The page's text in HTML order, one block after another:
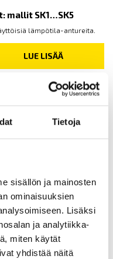
Tietoja
sisällön ja mainosten
ominaisuuksien
Lisäksi
ja analytiikka-
miten käytät
yhdistää näitä
mallit SK1…SK5
lämpötila-antureita.
LUE LISÄÄ
mittauksiin. Mittaa myös
LUE LISÄÄ